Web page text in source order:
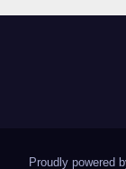
Proudly powered